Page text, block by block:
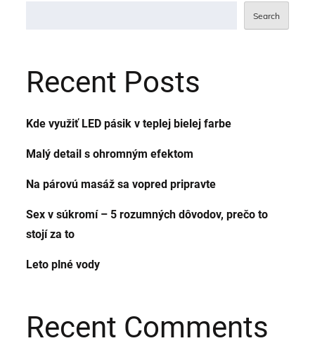
Search
Recent Posts
Kde využiť LED pásik v teplej bielej farbe
Malý detail s ohromným efektom
Na párovú masáž sa vopred pripravte
Sex v súkromí – 5 rozumných dôvodov, prečo to
stojí za to
Leto plné vody
Recent Comments